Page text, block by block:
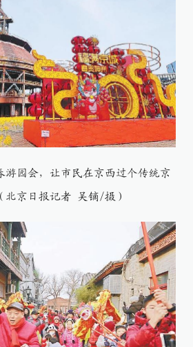
游园会，让市民在京西过个传统京
北京日报记者 吴镝/摄）